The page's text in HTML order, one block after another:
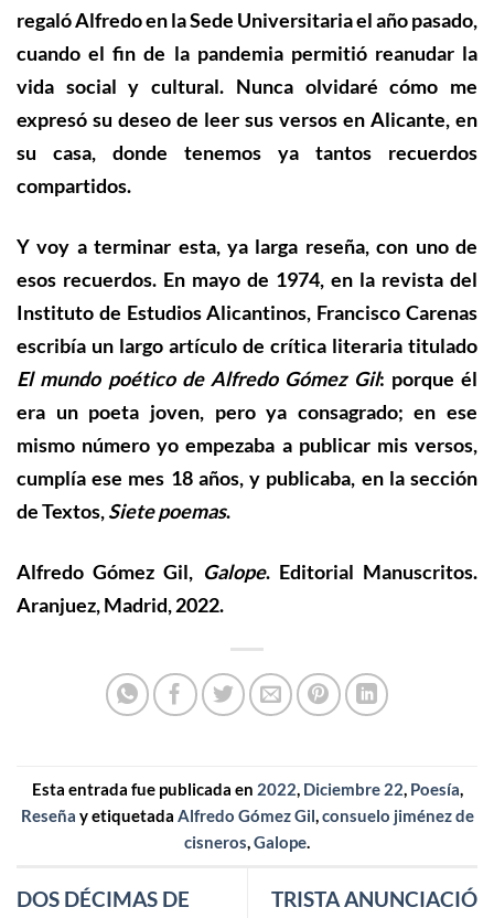
regaló Alfredo en la Sede Universitaria el año pasado,
cuando el fin de la pandemia permitió reanudar la
vida social y cultural. Nunca olvidaré cómo me
expresó su deseo de leer sus versos en Alicante, en
su casa, donde tenemos ya tantos recuerdos
compartidos.
Y voy a terminar esta, ya larga reseña,con uno de
esos recuerdos. En mayo de 1974, en la revista del
Instituto de Estudios Alicantinos, Francisco Carenas
escribía un largo artículo de crítica literaria titulado
El mundo poético de Alfredo Gómez Gil: porque él
era un poeta joven, pero ya consagrado; en ese
mismo número yo empezaba a publicar mis versos,
cumplía ese mes 18 años, y publicaba, en la sección
de Textos,Siete poemas.
Alfredo Gómez Gil, Galope.Editorial Manuscritos.
Aranjuez, Madrid, 2022.
Esta entrada fue publicada en 2022 Diciembre 22 Poesía
Reseña y etiquetada Alfredo Gómez Gil consuelo jiménez de
cisneros Galope
DOS DÉCIMAS DE
TRISTA ANUNCIACIÓ